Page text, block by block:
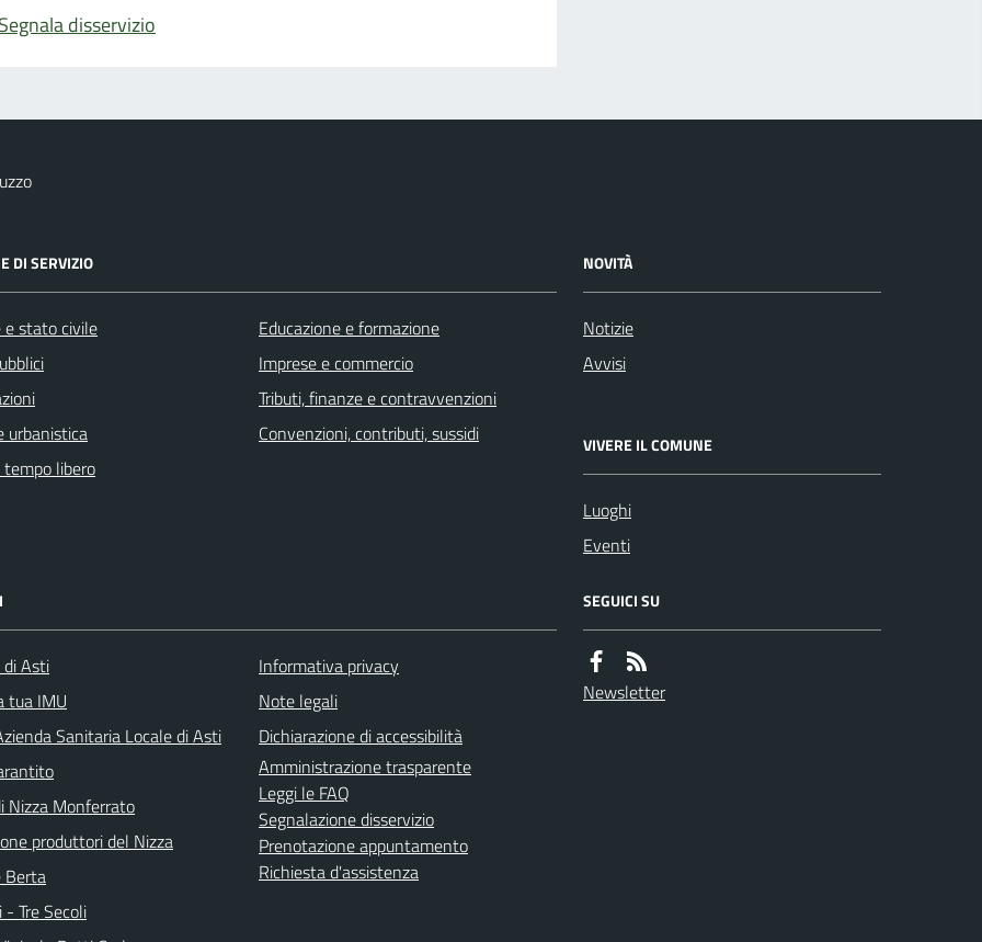
Segnala disservizio
DI SERVIZIO
e stato civile
urbanistica
libero
Educazione e formazione
Imprese e commercio
Tributi, finanze e contravvenzioni
Convenzioni, contributi, sussidi
NOVITÀ
Notizie
Avvisi
VIVERE IL COMUNE
Luoghi
Eventi
di Asti
tua IMU
Sanitaria Locale di Asti
Nizza Monferrato
produttori del Nizza
Berta
Tre Secoli
Informativa privacy
Note legali
Dichiarazione di accessibilità
Amministrazione trasparente
Leggi le FAQ
Segnalazione disservizio
Prenotazione appuntamento
Richiesta d'assistenza
SEGUICI SU
Newsletter